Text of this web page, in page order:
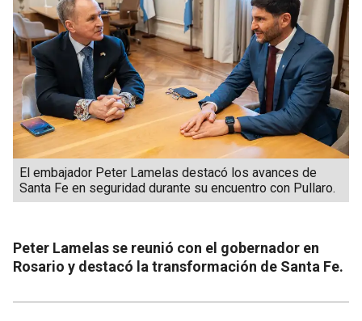
El embajador Peter Lamelas destacó los avances de
Santa Fe en seguridad durante su encuentro con Pullaro.
Peter Lamelas se reunió con el gobernador en
Rosario y destacó la transformación de Santa Fe.